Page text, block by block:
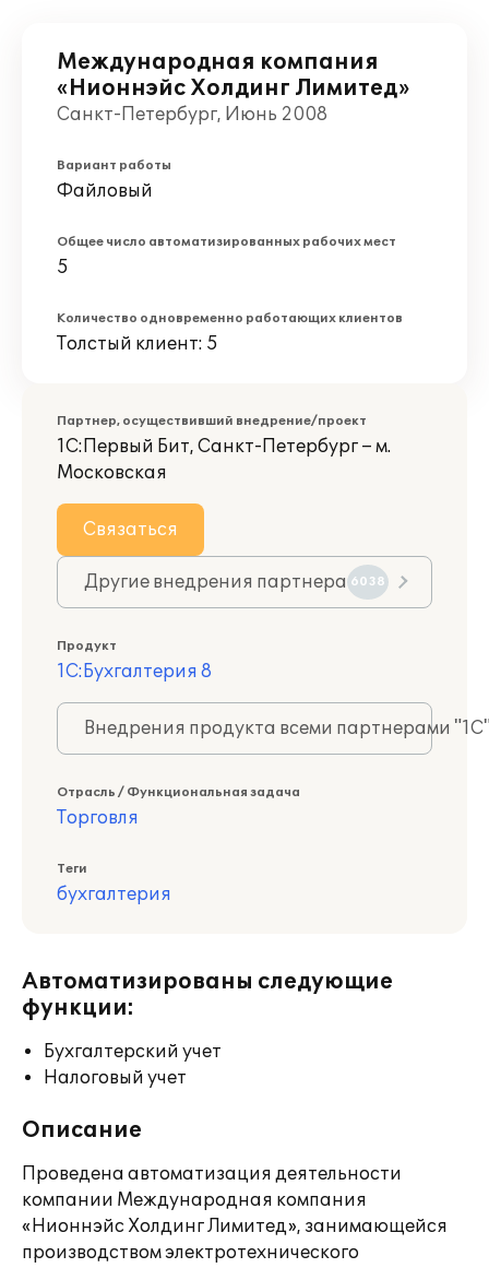
Международная компания
«Нионнэйс Холдинг Лимитед»
Санкт-Петербург, Июнь 2008
Вариант работы
Файловый
Общее число автоматизированных рабочих мест
5
Количество одновременно работающих клиентов
Толстый клиент: 5
Партнер, осуществивший внедрение/проект
1С:Первый Бит, Санкт-Петербург – м.
Московская
Связаться
Другие внедрения партнера 6038
Продукт
1С:Бухгалтерия 8
Внедрения продукта всеми партнерами
Отрасль / Функциональная задача
Торговля
Теги
бухгалтерия
Автоматизированы следующие
функции:
Бухгалтерский учет
Налоговый учет
Описание
Проведена автоматизация деятельности
компании Международная компания
«Нионнэйс Холдинг Лимитед», занимающейся
производством электротехнического